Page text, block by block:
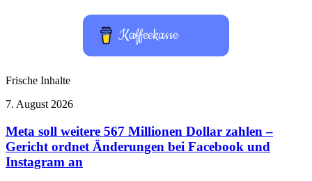
Kaffeekasse
Frische Inhalte
Meta
weitere
567
Millionen
Dollar
7. August 2026
Meta soll weitere 567 Millionen Dollar zahlen –
Gericht ordnet Änderungen bei Facebook und
Instagram an